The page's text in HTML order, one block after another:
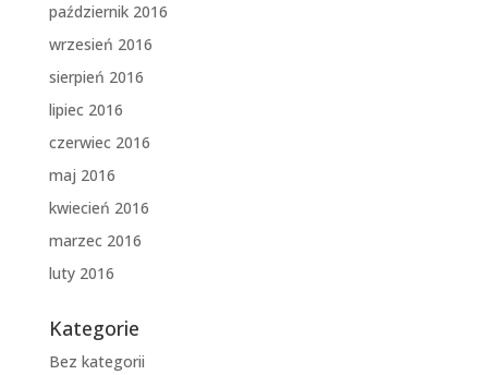
październik 2016
wrzesień 2016
sierpień 2016
lipiec 2016
czerwiec 2016
maj 2016
kwiecień 2016
marzec 2016
luty 2016
Kategorie
Bez kategorii